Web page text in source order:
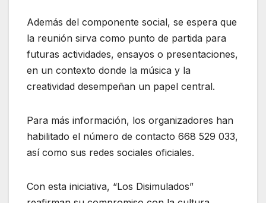
Además del componente social, se espera que
la reunión sirva como punto de partida para
futuras actividades, ensayos o presentaciones,
en un contexto donde la música y la
creatividad desempeñan un papel central.
Para más información, los organizadores han
habilitado el número de contacto 668 529 033,
así como sus redes sociales oficiales.
Con esta iniciativa, “Los Disimulados”